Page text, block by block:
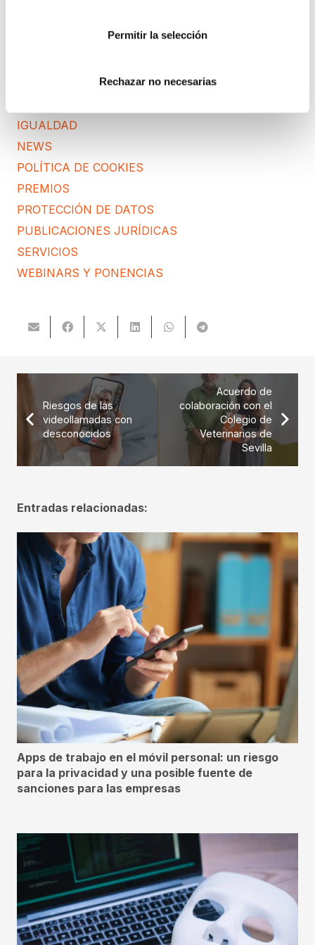
Permitir la selección
Rechazar no necesarias
DERECHOS RGPD
IGUALDAD
NEWS
POLÍTICA DE COOKIES
PREMIOS
PROTECCIÓN DE DATOS
PUBLICACIONES JURÍDICAS
SERVICIOS
WEBINARS Y PONENCIAS
Riesgos de las
videollamadas con
desconocidos
Acuerdo de
colaboración con el
Colegio de
Veterinarios de
Sevilla
Entradas relacionadas:
Apps de trabajo en el móvil personal: un riesgo
para la privacidad y una posible fuente de
sanciones para las empresas